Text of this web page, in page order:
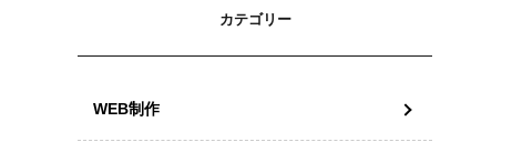
カテゴリー
WEB制作